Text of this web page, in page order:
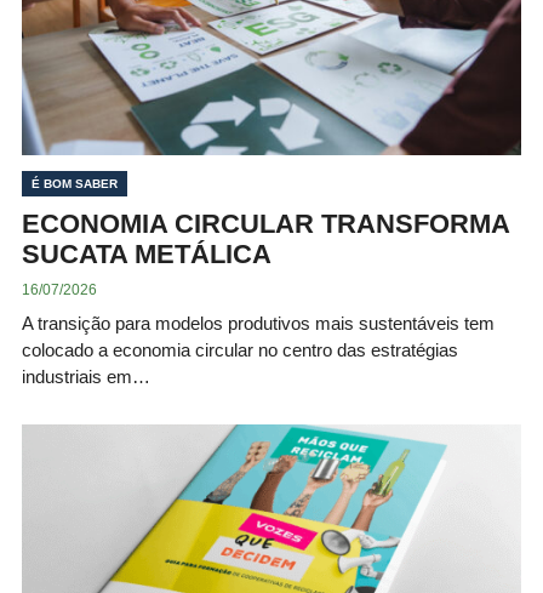
É BOM SABER
ECONOMIA CIRCULAR TRANSFORMA
SUCATA METÁLICA
16/07/2026
A transição para modelos produtivos mais sustentáveis tem
colocado a economia circular no centro das estratégias
industriais em…